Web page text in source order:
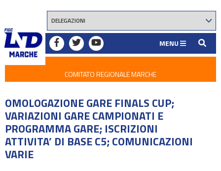
MENU
COMITATO REGIONALE MARCHE
OMOLOGAZIONE GARE FINALS CUP;
VARIAZIONI GARE CAMPIONATI E
PROGRAMMA GARE; ISCRIZIONI
ATTIVITA’ DI BASE C5; COMUNICAZIONI
VARIE